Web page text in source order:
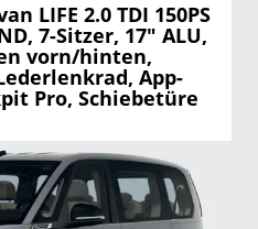
LIFE 2.0 TDI 150PS
7-Sitzer, 17" ALU,
vorn/hinten,
App-
Pro, Schiebetüre